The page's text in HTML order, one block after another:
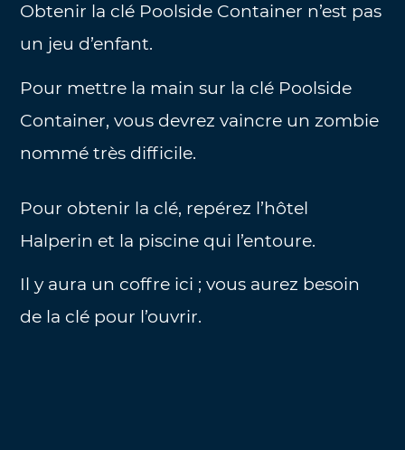
Obtenir la clé Poolside Container n’est pas
un jeu d’enfant.
Pour mettre la main sur la clé Poolside
Container, vous devrez vaincre un zombie
nommé très difficile.
Pour obtenir la clé, repérez l’hôtel
Halperin et la piscine qui l’entoure.
Il y aura un coffre ici ; vous aurez besoin
de la clé pour l’ouvrir.